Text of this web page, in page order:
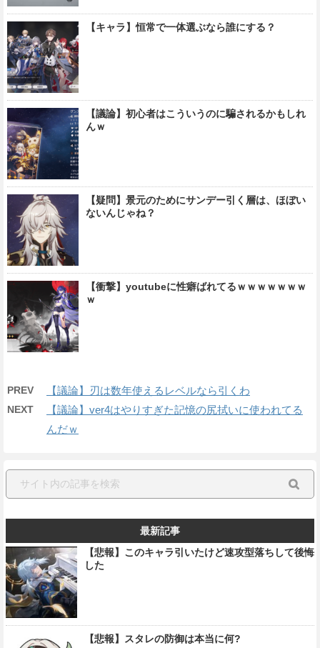
【キャラ】恒常で一体選ぶなら誰にする？
【議論】初心者はこういうのに騙されるかもしれ
んｗ
【疑問】景元のためにサンデー引く層は、ほぼい
ないんじゃね？
【衝撃】youtubeに性癖ばれてるｗｗｗｗｗｗｗ
ｗ
PREV 【議論】刃は数年使えるレベルなら引くわ
NEXT
【議論】ver4はやりすぎた記憶の尻拭いに使われてる
んだｗ
最新記事
【悲報】このキャラ引いたけど速攻型落ちして後悔
した
【悲報】スタレの防御は本当に何?